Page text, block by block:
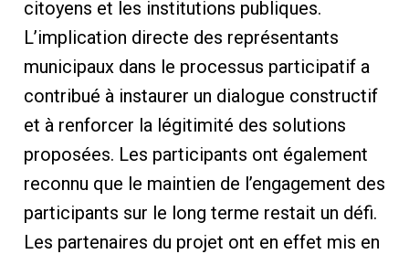
citoyens et les institutions publiques.
L’implication directe des représentants
municipaux dans le processus participatif a
contribué à instaurer un dialogue constructif
et à renforcer la légitimité des solutions
proposées. Les participants ont également
reconnu que le maintien de l’engagement des
participants sur le long terme restait un défi.
Les partenaires du projet ont en effet mis en